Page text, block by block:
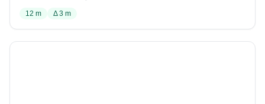
12 m Δ 3 m